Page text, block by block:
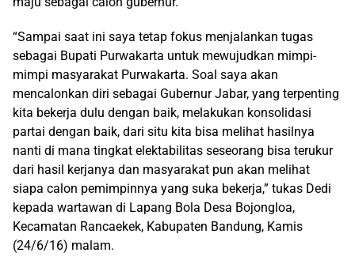
“Sampai saat ini saya tetap fokus menjalankan tugas
sebagai Bupati Purwakarta untuk mewujudkan mimpi-
mimpi masyarakat Purwakarta. Soal saya akan
mencalonkan diri sebagai Gubernur Jabar, yang terpenting
kita bekerja dulu dengan baik, melakukan konsolidasi
partai dengan baik, dari situ kita bisa melihat hasilnya
nanti di mana tingkat elektabilitas seseorang bisa terukur
dari hasil kerjanya dan masyarakat pun akan melihat
siapa calon pemimpinnya yang suka bekerja,” tukas Dedi
kepada wartawan di Lapang Bola Desa Bojongloa,
Kecamatan Rancaekek, Kabupaten Bandung, Kamis
(24/6/16) malam.